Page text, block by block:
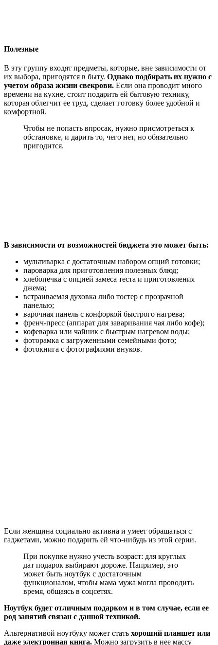
Полезные
В эту группу входят предметы, которые, вне зависимости от
их выбора, пригодятся в быту. Однако подбирать их нужно с
учетом образа жизни свекрови. Если она проводит много
времени на кухне, стоит подарить ей бытовую технику,
которая облегчит ее труд, сделает готовку более удобной и
комфортной.
Чтобы не попасть впросак, нужно присмотреться к
обстановке, и дарить то, чего нет, но обязательно
пригодится.
В зависимости от возможностей бюджета это может быть:
мультиварка с достаточным набором опций готовки;
пароварка для приготовления полезных блюд;
хлебопечка с опцией замеса теста и приготовления
джема;
встраиваемая духовка либо тостер с прозрачной
панелью;
варочная панель с конфоркой быстрого нагрева;
френч-пресс (аппарат для заваривания чая либо кофе);
кофеварка или чайник с быстрым нагревом воды;
фоторамка с загруженными семейными фото;
фотокнига с фотографиями внуков.
Если женщина социально активна и умеет обращаться с
гаджетами, можно подарить ей что-нибудь из этой серии.
При покупке нужно учесть возраст: для круглых
дат подарок выбирают дороже. Например, это
может быть ноутбук с достаточным
функционалом, чтобы мама мужа могла проводить
время, общаясь в соцсетях.
Ноутбук будет отличным подарком и в том случае, если ее
род занятий связан с данной техникой.
Альтернативой ноутбуку может стать хороший планшет или
даже электронная книга. Можно загрузить в нее массу